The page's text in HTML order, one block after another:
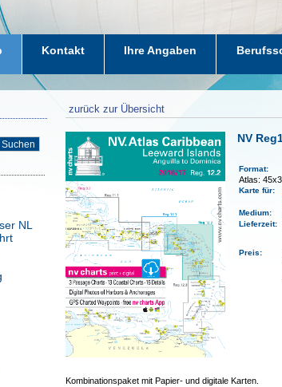
Kontakt Ihre Angaben
Suchen
NL
zurück zur Übersicht
NV
Format:
Atlas:
Karte für:
Medium:
Lieferzeit:
Preis:
Kombinationspaket mit Papier- und digitale Karten.